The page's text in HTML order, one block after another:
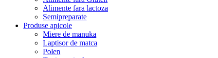
Alimente fara lactoza
Semipreparate
Produse apicole
Miere de manuka
Laptisor de matca
Polen